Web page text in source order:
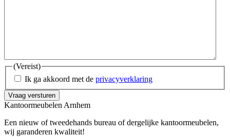
(Vereist)
Ik ga akkoord met de privacyverklaring
Kantoormeubelen Arnhem
Een nieuw of tweedehands bureau of dergelijke kantoormeubelen,
wij garanderen kwaliteit!